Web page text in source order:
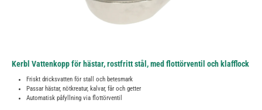
Kerbl Vattenkopp för hästar, rostfritt stål, med flottörventil och klafflock
Friskt dricksvatten för stall och betesmark
Passar hästar, nötkreatur, kalvar, får och getter
Automatisk påfyllning via flottörventil